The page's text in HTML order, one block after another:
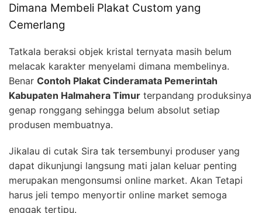
Dimana Membeli Plakat Custom yang
Cemerlang
Tatkala beraksi objek kristal ternyata masih belum
melacak karakter menyelami dimana membelinya.
Benar Contoh Plakat Cinderamata Pemerintah
Kabupaten Halmahera Timur terpandang produksinya
genap ronggang sehingga belum absolut setiap
produsen membuatnya.
Jikalau di cutak Sira tak tersembunyi produser yang
dapat dikunjungi langsung mati jalan keluar penting
merupakan mengonsumsi online market. Akan Tetapi
harus jeli tempo menyortir online market semoga
enggak tertipu.